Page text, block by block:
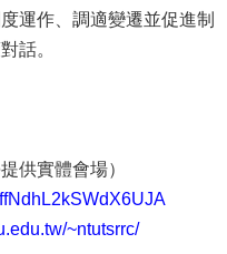
運作、調適變遷並促進制
話。
供實體會場）
~ntutsrrc/